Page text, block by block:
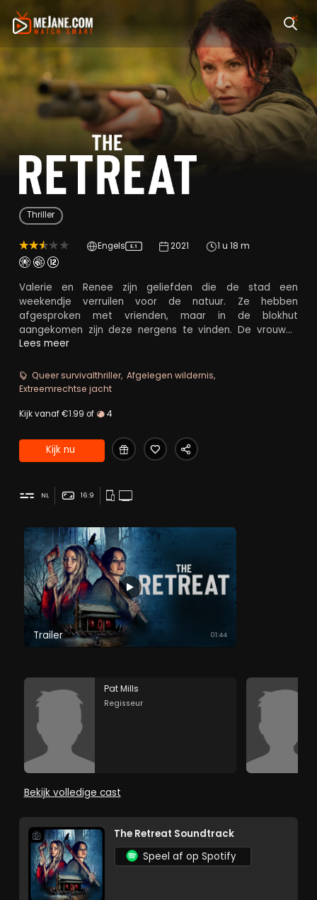
The Retreat
Thriller
Engels 5.1 2021 1 u 18 m
Valerie en Renee zijn geliefden die de stad een
weekendje verruilen voor de natuur. Ze hebben
afgesproken met vrienden, maar in de blokhut
aangekomen zijn deze nergens te vinden. De vrouwen
komen bovendien in een nachtmerrie terecht wanneer
extreemrechtse groepje heeft het nu op hen gemunt.
Lees meer
Queer survivalthriller Afgelegen wildernis
Extreemrechtse jacht
Kijk vanaf €1.99 of 4
Kijk nu
NL 16:9
Trailer 01:44
Pat Mills
Regisseur
Bekijk volledige cast
The Retreat Soundtrack
Speel af op Spotify